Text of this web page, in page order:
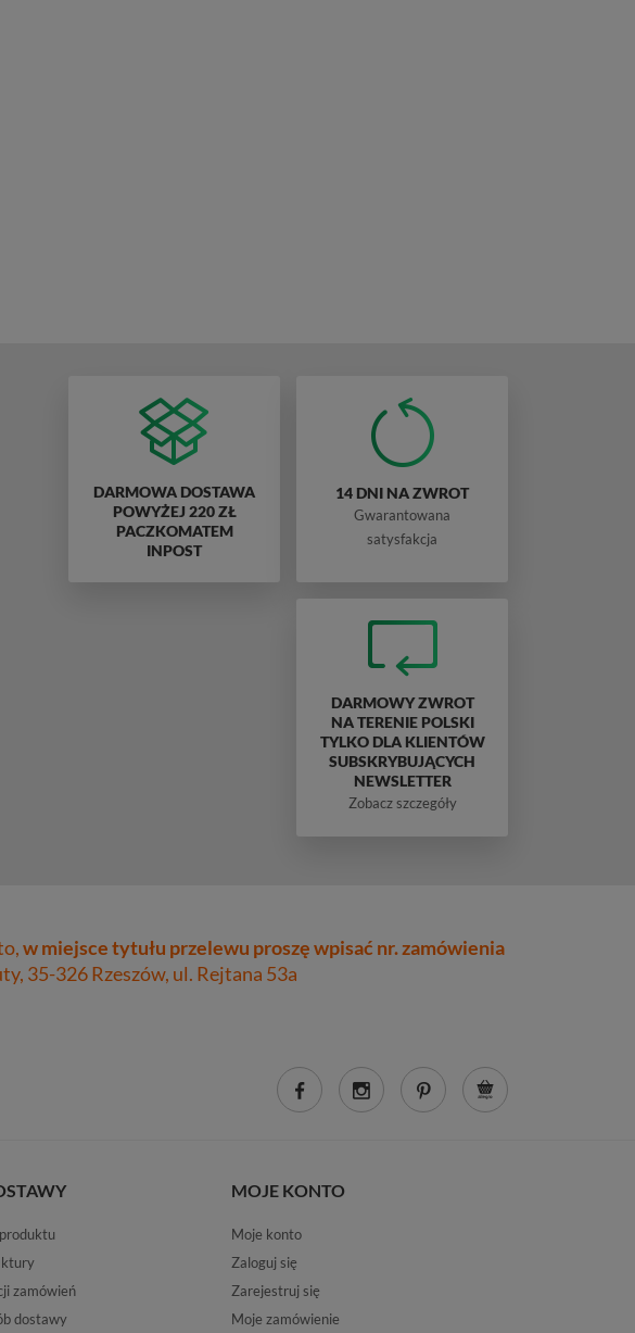
DARMOWA DOSTAWA
POWYŻEJ 220 ZŁ
PACZKOMATEM
INPOST
14 DNI NA ZWROT
Gwarantowana
satysfakcja
DARMOWY ZWROT
NA TERENIE POLSKI
TYLKO DLA KLIENTÓW
SUBSKRYBUJĄCYCH
NEWSLETTER
Zobacz szczegóły
w miejsce tytułu przelewu proszę wpisać nr. zamówienia
35-326 Rzeszów, ul. Rejtana 53a
zamówień
dostawy
MOJE KONTO
Moje konto
Zaloguj się
Zarejestruj się
Moje zamówienie